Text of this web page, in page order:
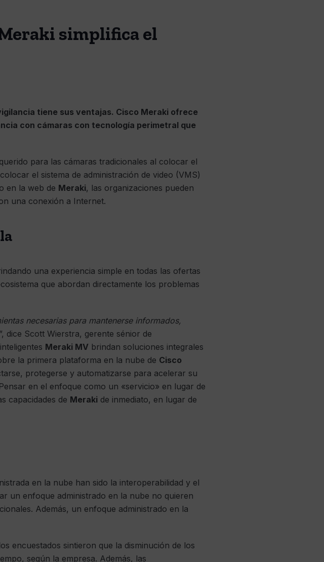
simplifica el
tiene sus ventajas. Cisco Meraki ofrece
con cámaras con tecnología perimetral que
para las cámaras tradicionales al colocar el
el sistema de administración de video (VMS)
en la web de Meraki, las organizaciones pueden
una conexión a Internet.
una experiencia simple en todas las ofertas
que abordan directamente los problemas
necesarias para mantenerse informados,
dice Scott Wierstra, gerente sénior de
Meraki MV brindan soluciones integrales
la primera plataforma en la nube de Cisco
protegerse y automatizarse para acelerar su
en el enfoque como un «servicio» en lugar de
capacidades de Meraki de inmediato, en lugar de
en la nube han sido la interoperabilidad y el
un enfoque administrado en la nube no quieren
Además, un enfoque administrado en la
encuestados sintieron que la disminución de los
según la empresa. Además, las